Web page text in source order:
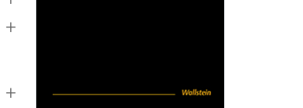
+
+